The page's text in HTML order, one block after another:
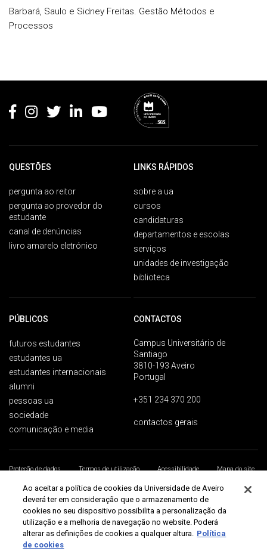
Barbará, Saulo e Sidney Freitas. Gestão Métodos e
Processos
QUESTÕES
pergunta ao reitor
pergunta ao provedor do
estudante
canal de denúncias
livro amarelo eletrónico
LINKS RÁPIDOS
sobre a ua
cursos
candidaturas
departamentos e escolas
serviços
unidades de investigação
biblioteca
PÚBLICOS
futuros estudantes
estudantes ua
estudantes internacionais
alumni
pessoas ua
sociedade
comunicação e media
CONTACTOS
Campus Universitário de
Santiago
3810-193 Aveiro
Portugal
+351 234 370 200
contactos gerais
Proteção de dados Termos de utilização Acessibilidade
Mapa do site
Universidade de Aveiro 2026
Ao aceitar a política de cookies da Universidade de Aveiro
deverá ter em consideração que o armazenamento de
cookies no seu dispositivo possibilita a personalização da
utilização e a melhoria de navegação no website. Poderá
alterar as definições de cookies a qualquer altura. Política
de cookies